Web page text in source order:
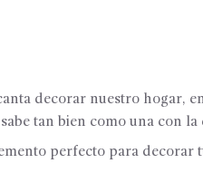
decorar nuestro hogar,
tan bien como una con la
perfecto para